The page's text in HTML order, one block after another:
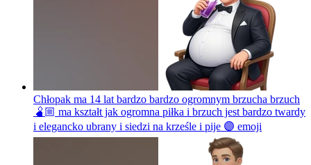
Chłopak ma 14 lat bardzo bardzo ogromnym brzucha brzuch
🫄🏼 ma kształt jak ogromna piłka i brzuch jest bardzo twardy
i elegancko ubrany i siedzi na krześle i pije 🟣 emoji